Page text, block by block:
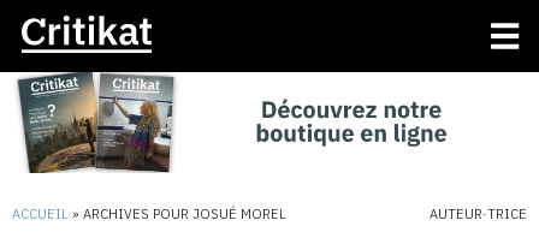
ACCUEIL » ARCHIVES POUR JOSUÉ MOREL AUTEUR·TRICE